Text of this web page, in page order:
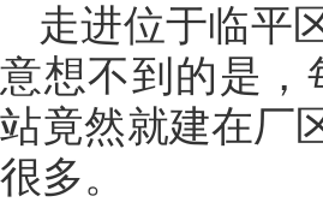
走进位于临平
意想不到的是，
站竟然就建在厂
很多。